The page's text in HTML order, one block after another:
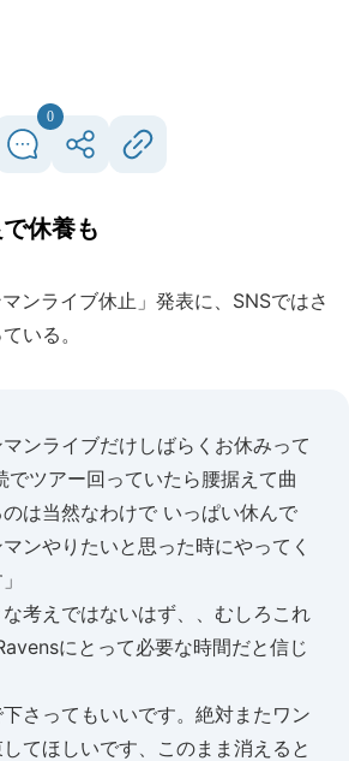
0
休養も
ンライブ休止」発表に、SNSではさ
いる。
マンライブだけしばらくお休みって
でツアー回っていたら腰据えて曲
は当然なわけで いっぱい休んで
ンやりたいと思った時にやってく
な考えではないはず、、むしろこれ
にとって必要な時間だと信じ
下さってもいいです。絶対またワン
てほしいです、このまま消えると